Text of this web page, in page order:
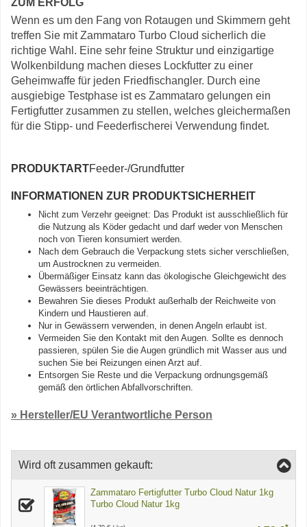
ZUM ERFOLG
Wenn es um den Fang von Rotaugen und Skimmern geht
treffen Sie mit Zammataro Turbo Cloud sicherlich die
richtige Wahl. Eine sehr feine Struktur und einzigartige
Wolkenbildung machen dieses Lockfutter zu einer
Geheimwaffe für jeden Friedfischangler. Durch eine
ausgiebige Testphase ist es Zammataro gelungen ein
Fertigfutter zusammen zu stellen, welches gleichermaßen
für die Stipp- und Feederfischerei Verwendung findet.
PRODUKTARTFeeder-/Grundfutter
INFORMATIONEN ZUR PRODUKTSICHERHEIT
Nicht zum Verzehr geeignet: Das Produkt ist ausschließlich für
die Nutzung als Köder gedacht und darf weder von Menschen
noch von Tieren konsumiert werden.
Nach dem Gebrauch die Verpackung stets sicher verschließen,
um Austrocknen zu vermeiden.
Übermäßiger Einsatz kann das ökologische Gleichgewicht des
Gewässers beeinträchtigen.
Bewahren Sie dieses Produkt außerhalb der Reichweite von
Kindern und Haustieren auf.
Nur in Gewässern verwenden, in denen Angeln erlaubt ist.
Vermeiden Sie den Kontakt mit den Augen. Sollte es dennoch
passieren, spülen Sie die Augen gründlich mit Wasser aus und
suchen Sie bei Reizungen einen Arzt auf.
Entsorgen Sie Reste und die Verpackung ordnungsgemäß
gemäß den örtlichen Abfallvorschriften.
» Hersteller/EU Verantwortliche Person
Wird oft zusammen gekauft:
Zammataro Fertigfutter Turbo Cloud Natur 1kg
Turbo Cloud Natur 1kg